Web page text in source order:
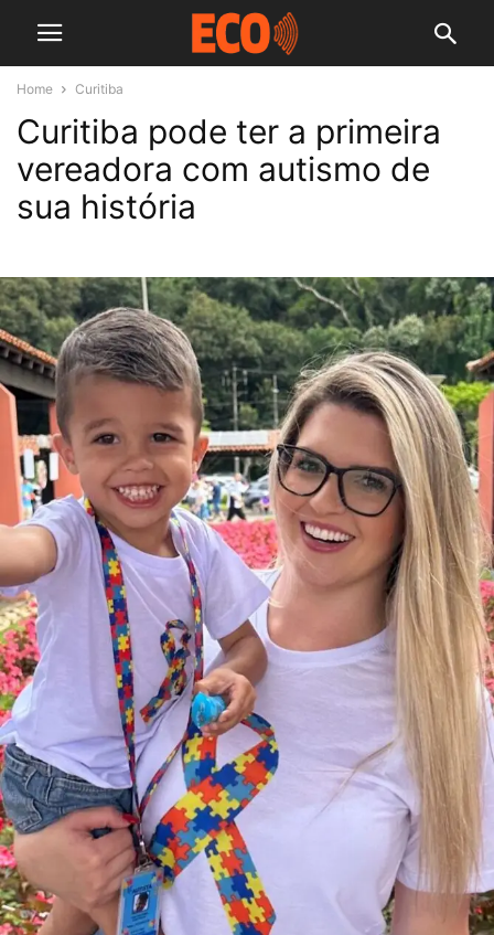
Home Curitiba
Curitiba pode ter a primeira
vereadora com autismo de
sua história